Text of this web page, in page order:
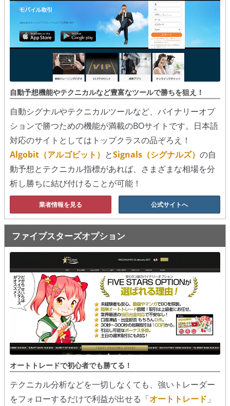
トレーダーズ・チョイス
アルゴビット
シグナルズ
詐欺・ステマなどBO裏話
ステマに注意！
２ちゃんまとめ風の詐欺サイト
用語集
自動予想機能やテクニカルなど豊富なツールで勝ちを狙え！
自動シグナルやテクニカルツールなど、バイナリーオプ
ションで勝つための機能が満載のBOサイトです。日本語
対応のサイトとしてはトップクラスの品ぞろえ！
Algobit（アルゴビット） とSignals（シグナルズ） の自
動予想とテクニカル指標があれば、さまざまな相場を分
析し勝ちに結び付けることが可能！
業者情報を見る 公式サイトへ
ファイブスターズオプション
オートトレードで初心者でも勝てる！
テクニカル分析などを一切しなくても、強いトレーダー
をフォローするだけで利益が出せる「オートトレード 」